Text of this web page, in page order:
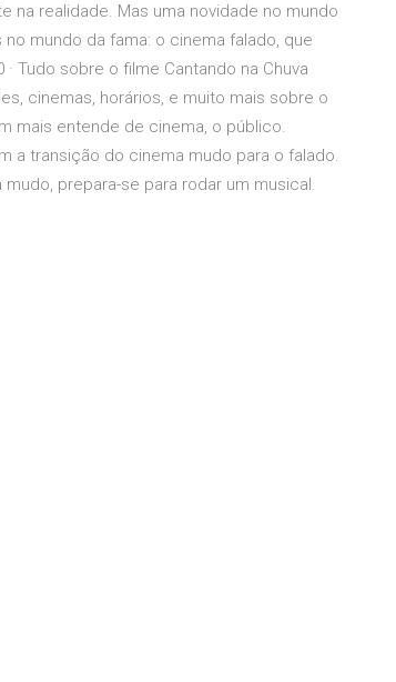
na realidade. Mas uma novidade no mundo
mundo da fama: o cinema falado, que
Tudo sobre o filme Cantando na Chuva
cinemas, horários, e muito mais sobre o
mais entende de cinema, o público.
a transição do cinema mudo para o falado.
prepara-se para rodar um musical.